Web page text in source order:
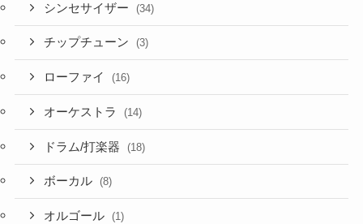
シンセサイザー (34)
チップチューン (3)
ローファイ (16)
オーケストラ (14)
ドラム/打楽器 (18)
ボーカル (8)
オルゴール (1)